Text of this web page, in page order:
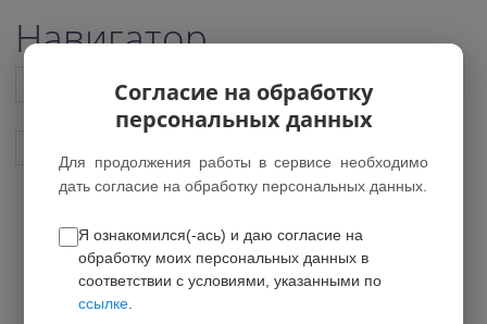
Навигатор
Список всех программ
Школа аниматоров
5.00 из 5
Согласие на обработку
персональных данных
Для продолжения работы в сервисе необходимо
дать согласие на обработку персональных данных.
Я ознакомился(-ась) и даю согласие на
обработку моих персональных данных в
соответствии с условиями, указанными по
ссылке